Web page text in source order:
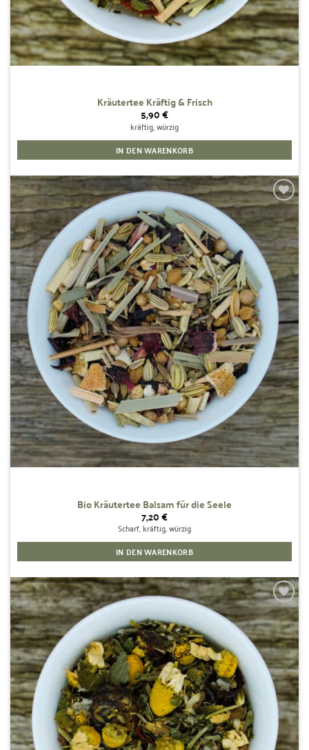
Kräutertee Kräftig & Frisch
5,90€
kräftig, würzig
IN DEN WARENKORB
Zur
Wunschliste
hinzufügen
Bio Kräutertee Balsam für die Seele
7,20€
Scharf, kräftig, würzig
IN DEN WARENKORB
Zur
Wunschliste
hinzufügen